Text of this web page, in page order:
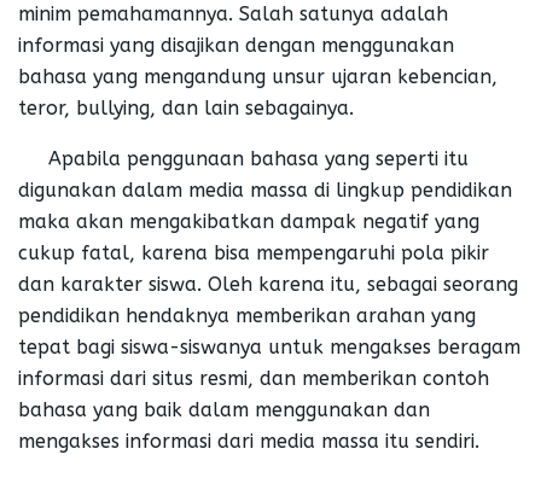
minim pemahamannya. Salah satunya adalah
informasi yang disajikan dengan menggunakan
bahasa yang mengandung unsur ujaran kebencian,
teror, bullying, dan lain sebagainya.
Apabila penggunaan bahasa yang seperti itu
digunakan dalam media massa di lingkup pendidikan
maka akan mengakibatkan dampak negatif yang
cukup fatal, karena bisa mempengaruhi pola pikir
dan karakter siswa. Oleh karena itu, sebagai seorang
pendidikan hendaknya memberikan arahan yang
tepat bagi siswa-siswanya untuk mengakses beragam
informasi dari situs resmi, dan memberikan contoh
bahasa yang baik dalam menggunakan dan
mengakses informasi dari media massa itu sendiri.